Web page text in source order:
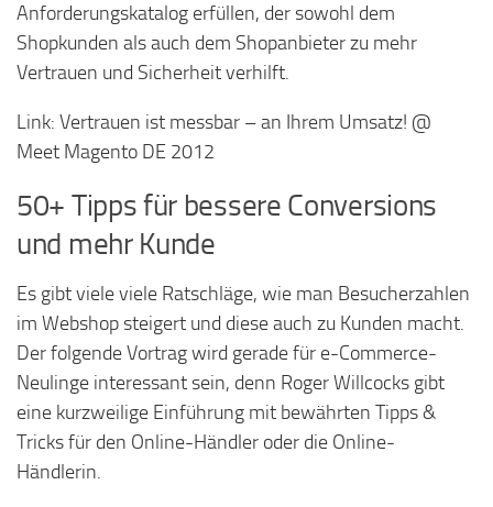
Anforderungskatalog erfüllen, der sowohl dem
Shopkunden als auch dem Shopanbieter zu mehr
Vertrauen und Sicherheit verhilft.
Link: Vertrauen ist messbar – an Ihrem Umsatz! @
Meet Magento DE 2012
50+ Tipps für bessere Conversions
und mehr Kunde
Es gibt viele viele Ratschläge, wie man Besucherzahlen
im Webshop steigert und diese auch zu Kunden macht.
Der folgende Vortrag wird gerade für e-Commerce-
Neulinge interessant sein, denn Roger Willcocks gibt
eine kurzweilige Einführung mit bewährten Tipps &
Tricks für den Online-Händler oder die Online-
Händlerin.